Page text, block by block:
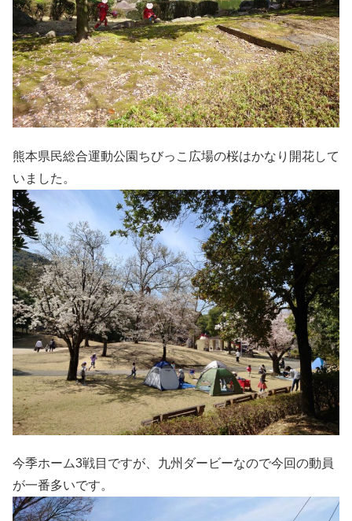
熊本県民総合運動公園ちびっこ広場の桜はかなり開花して
いました。
今季ホーム3戦目ですが、九州ダービーなので今回の動員
が一番多いです。